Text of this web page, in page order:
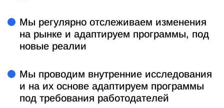
Мы регулярно отслеживаем изменения
на рынке и адаптируем программы, под
новые реалии
Мы проводим внутренние исследования
и на их основе адаптируем программы
под требования работодателей